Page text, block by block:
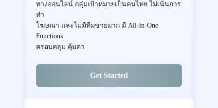
ทางออนไลน์ กลุ่มเป้าหมายเป็นคนไทย ไม่เน้นการ
ทำ
โฆษณา และไม่มีทีมขายมาก มี All-in-One
Functions
ครอบคลุม คุ้มค่า
Get Started